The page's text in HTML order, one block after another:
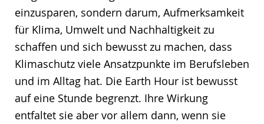
einzusparen, sondern darum, Aufmerksamkeit
für Klima, Umwelt und Nachhaltigkeit zu
schaffen und sich bewusst zu machen, dass
Klimaschutz viele Ansatzpunkte im Berufsleben
und im Alltag hat. Die Earth Hour ist bewusst
auf eine Stunde begrenzt. Ihre Wirkung
entfaltet sie aber vor allem dann, wenn sie